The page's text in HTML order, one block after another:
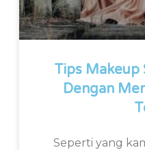
Tips Makeup
Dengan
Seperti yang